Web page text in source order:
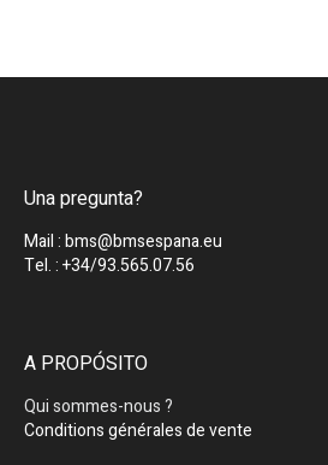
Una pregunta?
Mail : bms@bmsespana.eu
Tel. : +34/93.565.07.56
A PROPÓSITO
Qui sommes-nous ?
Conditions générales de vente